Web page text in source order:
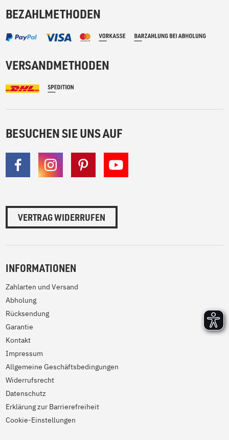
BEZAHLMETHODEN
VERSANDMETHODEN
BESUCHEN SIE UNS AUF
VERTRAG WIDERRUFEN
INFORMATIONEN
Zahlarten und Versand
Abholung
Rücksendung
Garantie
Kontakt
Impressum
Allgemeine Geschäftsbedingungen
Widerrufsrecht
Datenschutz
Erklärung zur Barrierefreiheit
Cookie-Einstellungen